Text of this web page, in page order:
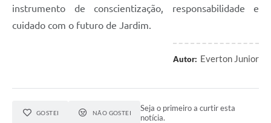
instrumento de conscientização, responsabilidade e
cuidado com o futuro de Jardim.
Autor: Everton Junior
GOSTEI NÃO GOSTEI
Seja o primeiro a curtir esta
notícia.